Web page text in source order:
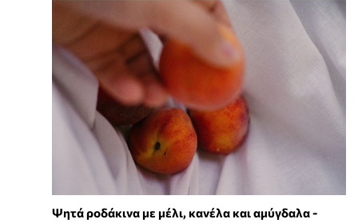
Ψητά ροδάκινα με μέλι, κανέλα και αμύγδαλα -